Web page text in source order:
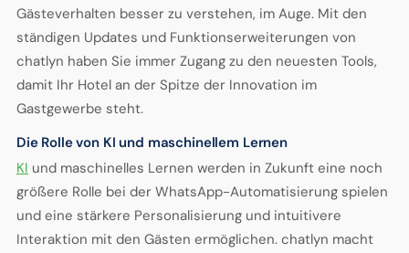
Gästeverhalten besser zu verstehen, im Auge. Mit den
ständigen Updates und Funktionserweiterungen von
chatlyn haben Sie immer Zugang zu den neuesten Tools,
damit Ihr Hotel an der Spitze der Innovation im
Gastgewerbe steht.
Die Rolle von KI und maschinellem Lernen
KI und maschinelles Lernen werden in Zukunft eine noch
größere Rolle bei der WhatsApp-Automatisierung spielen
und eine stärkere Personalisierung und intuitivere
Interaktion mit den Gästen ermöglichen. chatlyn macht